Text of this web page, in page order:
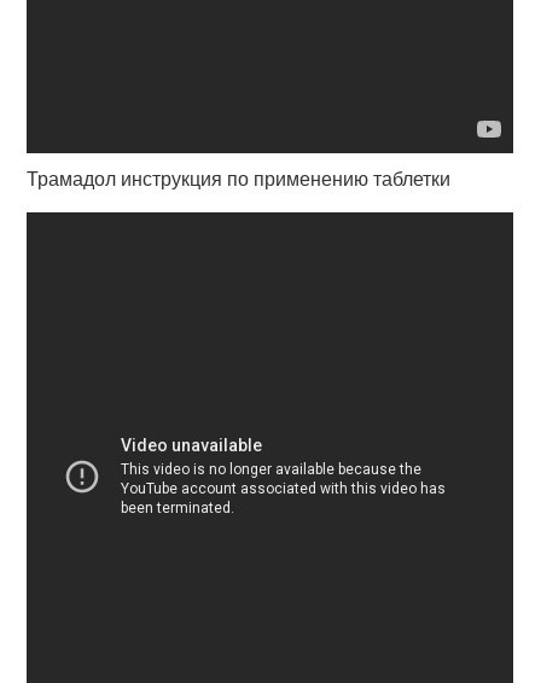
Трамадол инструкция по применению таблетки